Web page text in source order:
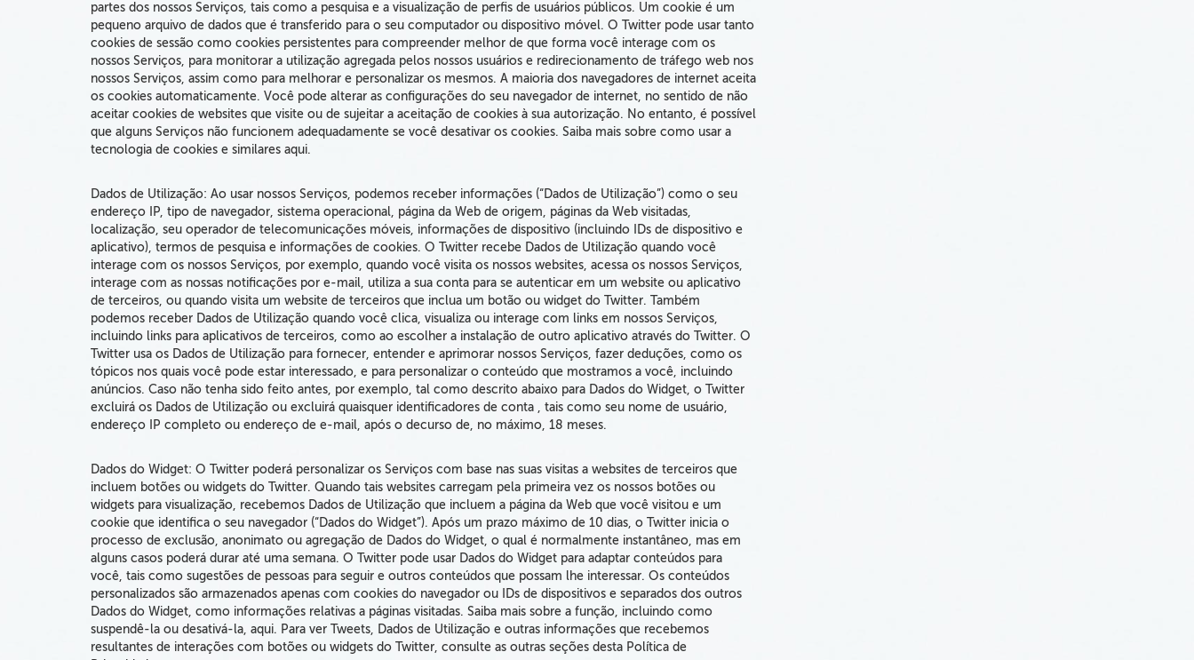
partes dos nossos Serviços, tais como a pesquisa e a visualização de perfis de usuários públicos. Um cookie é um
pequeno arquivo de dados que é transferido para o seu computador ou dispositivo móvel. O Twitter pode usar tanto
cookies de sessão como cookies persistentes para compreender melhor de que forma você interage com os
nossos Serviços, para monitorar a utilização agregada pelos nossos usuários e redirecionamento de tráfego web nos
nossos Serviços, assim como para melhorar e personalizar os mesmos. A maioria dos navegadores de internet aceita
os cookies automaticamente. Você pode alterar as configurações do seu navegador de internet, no sentido de não
aceitar cookies de websites que visite ou de sujeitar a aceitação de cookies à sua autorização. No entanto, é possível
que alguns Serviços não funcionem adequadamente se você desativar os cookies. Saiba mais sobre como usar a
tecnologia de cookies e similares aqui.
Dados de Utilização: Ao usar nossos Serviços, podemos receber informações (“Dados de Utilização”) como o seu
endereço IP, tipo de navegador, sistema operacional, página da Web de origem, páginas da Web visitadas,
localização, seu operador de telecomunicações móveis, informações de dispositivo (incluindo IDs de dispositivo e
aplicativo), termos de pesquisa e informações de cookies. O Twitter recebe Dados de Utilização quando você
interage com os nossos Serviços, por exemplo, quando você visita os nossos websites, acessa os nossos Serviços,
interage com as nossas notificações por e-mail, utiliza a sua conta para se autenticar em um website ou aplicativo
de terceiros, ou quando visita um website de terceiros que inclua um botão ou widget do Twitter. Também
podemos receber Dados de Utilização quando você clica, visualiza ou interage com links em nossos Serviços,
incluindo links para aplicativos de terceiros, como ao escolher a instalação de outro aplicativo através do Twitter. O
Twitter usa os Dados de Utilização para fornecer, entender e aprimorar nossos Serviços, fazer deduções, como os
tópicos nos quais você pode estar interessado, e para personalizar o conteúdo que mostramos a você, incluindo
anúncios. Caso não tenha sido feito antes, por exemplo, tal como descrito abaixo para Dados do Widget, o Twitter
excluirá os Dados de Utilização ou excluirá quaisquer identificadores de conta , tais como seu nome de usuário,
endereço IP completo ou endereço de e-mail, após o decurso de, no máximo, 18 meses.
Dados do Widget: O Twitter poderá personalizar os Serviços com base nas suas visitas a websites de terceiros que
incluem botões ou widgets do Twitter. Quando tais websites carregam pela primeira vez os nossos botões ou
widgets para visualização, recebemos Dados de Utilização que incluem a página da Web que você visitou e um
cookie que identifica o seu navegador (“Dados do Widget”). Após um prazo máximo de 10 dias, o Twitter inicia o
processo de exclusão, anonimato ou agregação de Dados do Widget, o qual é normalmente instantâneo, mas em
alguns casos poderá durar até uma semana. O Twitter pode usar Dados do Widget para adaptar conteúdos para
você, tais como sugestões de pessoas para seguir e outros conteúdos que possam lhe interessar. Os conteúdos
personalizados são armazenados apenas com cookies do navegador ou IDs de dispositivos e separados dos outros
Dados do Widget, como informações relativas a páginas visitadas. Saiba mais sobre a função, incluindo como
suspendê-la ou desativá-la, aqui. Para ver Tweets, Dados de Utilização e outras informações que recebemos
resultantes de interações com botões ou widgets do Twitter, consulte as outras seções desta Política de